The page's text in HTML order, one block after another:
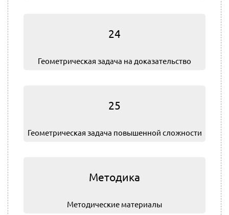
24
Геометрическая задача на доказательство
25
Геометрическая задача повышенной сложности
Методика
Методические материалы